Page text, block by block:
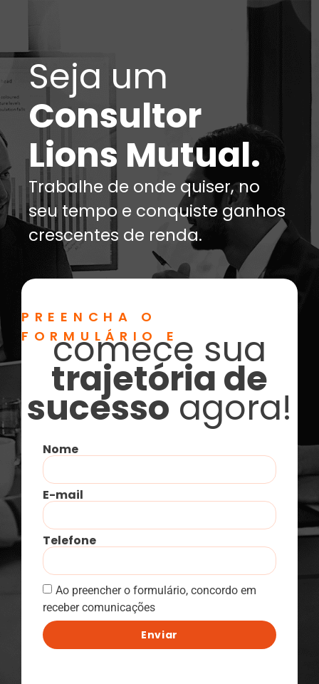
Seja um
Consultor
Lions Mutual.
Trabalhe de onde quiser, no
seu tempo e conquiste ganhos
crescentes de renda.
PREENCHA O
FORMULÁRIO E
comece sua
trajetória de
sucesso agora!
Nome
E-mail
Telefone
Ao preencher o formulário, concordo em
receber comunicações
Enviar